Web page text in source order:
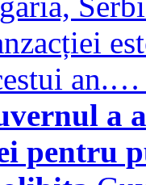
a
pentru